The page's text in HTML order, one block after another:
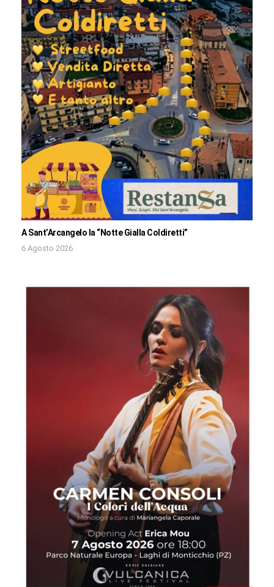
A Sant’Arcangelo la “Notte Gialla Coldiretti”
6 Agosto 2026